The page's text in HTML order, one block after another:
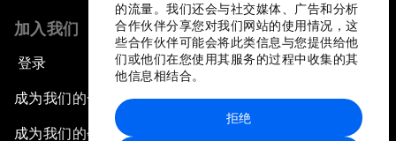
的流量。我们还会与社交媒体、广告和分析
合作伙伴分享您对我们网站的使用情况，这
些合作伙伴可能会将此类信息与您提供给他
们或他们在您使用其服务的过程中收集的其
他信息相结合。
拒绝
加入我们
登录
成为我们的合作伙伴
成为我们的会员